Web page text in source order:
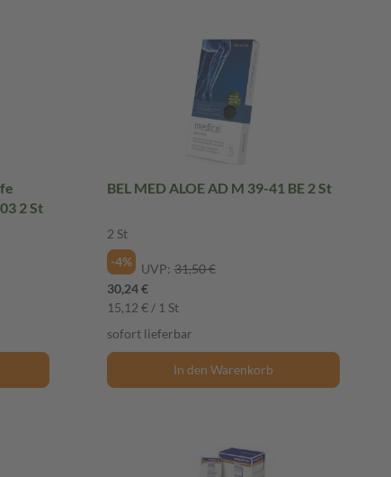
2 St
BEL MED ALOE AD M 39-41 BE 2 St
2 St
-4%
UVP: 31,50 €
30,24 €
15,12 € / 1 St
sofort lieferbar
In den Warenkorb